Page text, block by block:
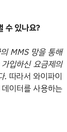
수 있나요?
MMS 망을 통해
입하신 요금제의
. 따라서 와이파이
이터를 사용하는